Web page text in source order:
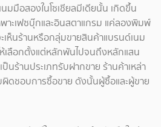
มือสองในโซเชียลมีเดียนั้น เกิดขึ้น
าะเฟซบุ๊กและอินสตาแกรม แค่ลองพิมพ์
เห็นร้านหรือกลุ่มขายสินค้าแบรนด์เนม
เลือกตั้งแต่หลักพันไปจนถึงหลักแสน
ป็นร้านประเภทรับฝากขาย ร้านค้าเหล่า
ผิดชอบการซื้อขาย ดังนั้นผู้ซื้อและผู้ขาย